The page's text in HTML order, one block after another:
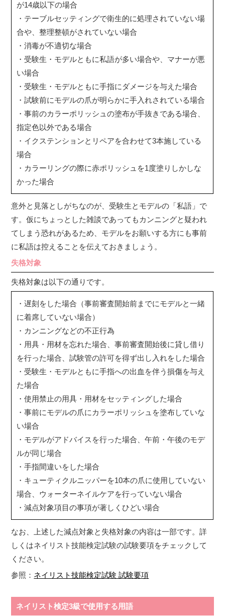
が14歳以下の場合
・テーブルセッティングで衛生的に処理されていない場
合や、整理整頓がされていない場合
・消毒が不適切な場合
・受験生・モデルともに私語が多い場合や、マナーが悪
い場合
・受験生・モデルともに手指にダメージを与えた場合
・試験前にモデルの爪が明らかに手入れされている場合
・事前のカラーポリッシュの塗布が手抜きである場合、
指定色以外である場合
・イクステンションとリペアを合わせて3本施している
場合
・カラーリングの際に赤ポリッシュを1度塗りしかしな
かった場合
意外と見落としがちなのが、受験生とモデルの「私語」で
す。仮にちょっとした雑談であってもカンニングと疑われ
てしまう恐れがあるため、モデルをお願いする方にも事前
に私語は控えることを伝えておきましょう。
失格対象
失格対象は以下の通りです。
・遅刻をした場合（事前審査開始前までにモデルと一緒
に着席していない場合）
・カンニングなどの不正行為
・用具・用材を忘れた場合、事前審査開始後に貸し借り
を行った場合、試験管の許可を得ず出し入れをした場合
・受験生・モデルともに手指への出血を伴う損傷を与え
た場合
・使用禁止の用具・用材をセッティングした場合
・事前にモデルの爪にカラーポリッシュを塗布していな
い場合
・モデルがアドバイスを行った場合、午前・午後のモデ
ルが同じ場合
・手指間違いをした場合
・キューティクルニッパーを10本の爪に使用していない
場合、ウォーターネイルケアを行っていない場合
・減点対象項目の事項が著しくひどい場合
なお、上述した減点対象と失格対象の内容は一部です。詳
しくはネイリスト技能検定試験の試験要項をチェックして
ください。
参照： ネイリスト技能検定試験 試験要項
ネイリスト検定3級で使用する用語